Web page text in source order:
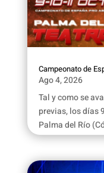
Campeonato de
Ago 4, 2026
Tal y como se
previas, los días
Palma del Río